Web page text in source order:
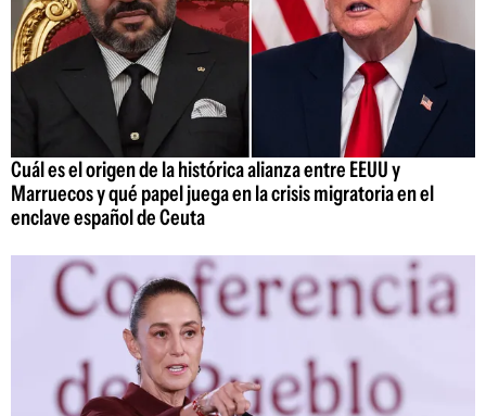
Cuál es el origen de la histórica alianza entre EEUU y
Marruecos y qué papel juega en la crisis migratoria en el
enclave español de Ceuta